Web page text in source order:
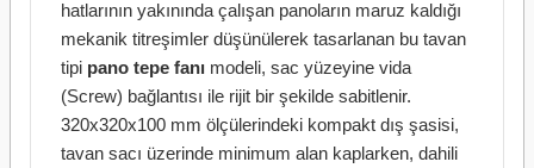
hatlarının yakınında çalışan panoların maruz kaldığı
mekanik titreşimler düşünülerek tasarlanan bu tavan
tipi pano tepe fanı modeli, sac yüzeyine vida
(Screw) bağlantısı ile rijit bir şekilde sabitlenir.
320x320x100 mm ölçülerindeki kompakt dış şasisi,
tavan sacı üzerinde minimum alan kaplarken, dahili